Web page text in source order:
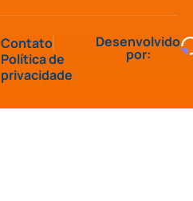
Contato
Política de
privacidade
Desenvolvido
por: